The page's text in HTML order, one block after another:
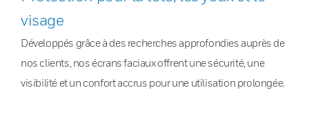
visage
Développés grâce à des recherches approfondies auprès de
nos clients, nos écrans faciaux offrent une sécurité, une
visibilité et un confort accrus pour une utilisation prolongée.